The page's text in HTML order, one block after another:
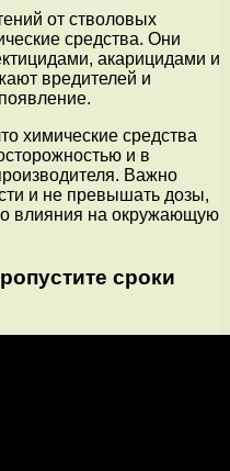
от стволовых
средства. Они
акарицидами и
вредителей и
химические средства
и в
Важно
и не превышать дозы,
влияния на окружающую
сроки